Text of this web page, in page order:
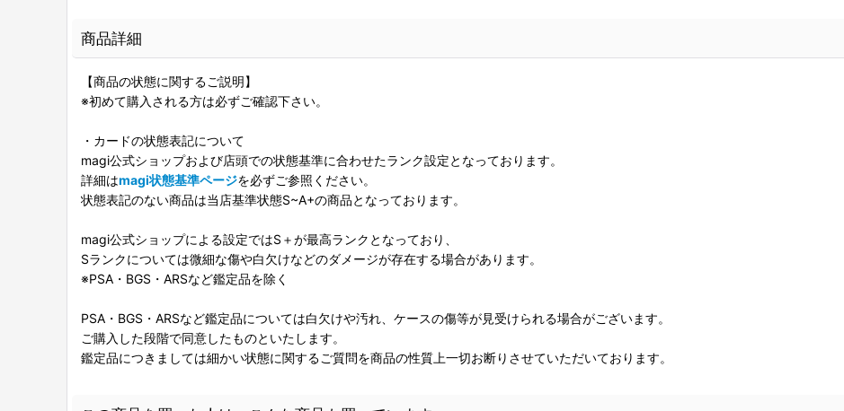
商品詳細
【商品の状態に関するご説明】
※初めて購入される方は必ずご確認下さい。
・カードの状態表記について
magi公式ショップおよび店頭での状態基準に合わせたランク設定となっております。
詳細はmagi状態基準ページを必ずご参照ください。
状態表記のない商品は当店基準状態S~A+の商品となっております。
magi公式ショップによる設定ではS＋が最高ランクとなっており、
Sランクについては微細な傷や白欠けなどのダメージが存在する場合があります。
※PSA・BGS・ARSなど鑑定品を除く
PSA・BGS・ARSなど鑑定品については白欠けや汚れ、ケースの傷等が見受けられる場合がございます。
ご購入した段階で同意したものといたします。
鑑定品につきましては細かい状態に関するご質問を商品の性質上一切お断りさせていただいております。